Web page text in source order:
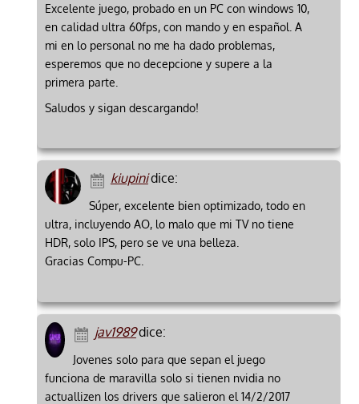
Excelente juego, probado en un PC con windows 10,
en calidad ultra 60fps, con mando y en español. A
mi en lo personal no me ha dado problemas,
esperemos que no decepcione y supere a la
primera parte.
Saludos y sigan descargando!
kiupinidice:
Súper, excelente bien optimizado, todo en
ultra, incluyendo AO, lo malo que mi TV no tiene
HDR, solo IPS, pero se ve una belleza.
Gracias Compu-PC.
jav1989dice:
Jovenes solo para que sepan el juego
funciona de maravilla solo si tienen nvidia no
actuallizen los drivers que salieron el 14/2/2017